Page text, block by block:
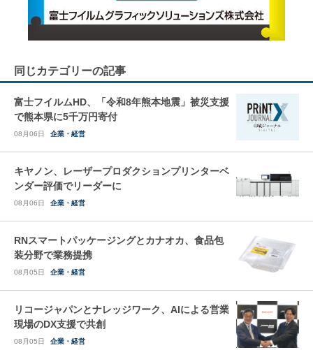
同じカテゴリーの記事
富士フイルムHD、「令和8年熊本地震」被災支援
で熊本県に5千万円寄付
08月06日 企業・経営
キヤノン、レーザープロダクションプリンターベ
ンダー評価でリーダーに
08月06日 企業・経営
RNスマートパッケージングとカナオカ、食品包
装分野で業務提携
08月05日 企業・経営
リコージャパンとナレッジワーク、AIによる営業
現場のDX支援で共創
08月05日 企業・経営